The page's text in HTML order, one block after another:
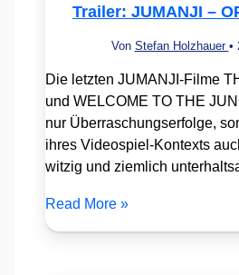
Trailer: JUMANJI –
Von Stefan Holzhauer •
Die letzten JUMANJI-Filme
und WELCOME TO THE
nur Überraschungserfolge,
ihres Videospiel-Kontexts
witzig und ziemlich
Read More »